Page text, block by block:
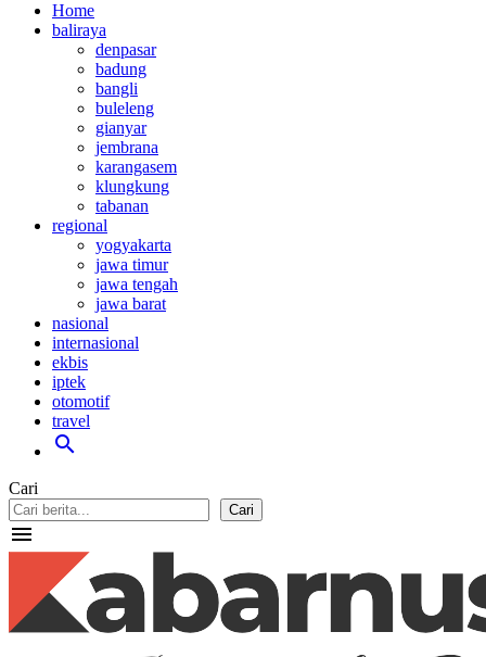
Home
baliraya
denpasar
badung
bangli
buleleng
gianyar
jembrana
karangasem
klungkung
tabanan
regional
yogyakarta
jawa timur
jawa tengah
jawa barat
nasional
internasional
ekbis
iptek
otomotif
travel
search
Cari
Cari
menu